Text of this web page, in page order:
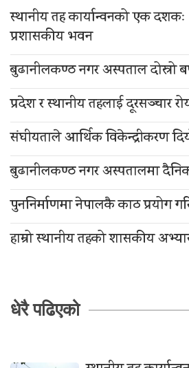
स्थानीय तह कार्यान्वनको एक
प्रशासकीय भवन
बुढानीलकण्ठ नगर अस्पताल दोस्रो
प्रदेश र स्थानीय तहलाई दूरसञ्चार
संघीयताले आर्थिक विकेन्द्रीकरण
बुढानीलकण्ठ नगर अस्पतालमा
पुननिर्माणमा नेपालकै काठ प्रयोग
हाम्रो स्थानीय तहको शासकीय
धेरै पढिएको